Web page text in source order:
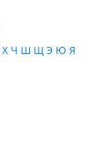
Х Ч Ш Щ Э Ю Я